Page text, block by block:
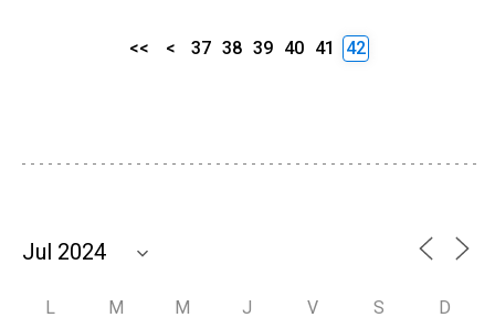
<< < 37 38 39 40 41 42
L M M J V S D